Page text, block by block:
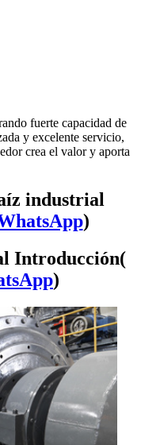
fuerte capacidad de
y excelente servicio,
crea el valor y aporta
industrial
)
Introducción(
)